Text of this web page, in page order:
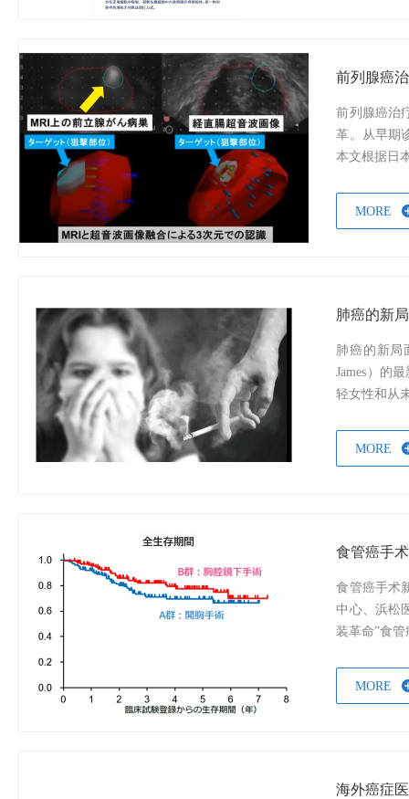
前列腺癌
前列腺癌治
革。从早期
本文根据日
MORE
肺癌的新局
James）的
轻女性和从
MORE
食管癌手
食管癌手术
中心、浜松
装革命”食
MORE
海外癌症